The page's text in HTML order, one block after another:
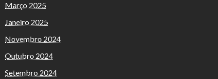
Março 2025
Janeiro 2025
Novembro 2024
Outubro 2024
Setembro 2024